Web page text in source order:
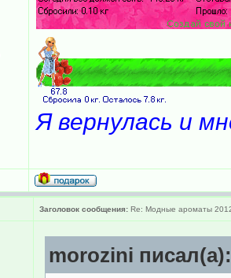
Я вернулась и
Заголовок сообщения: Re: Модные ароматы
morozini писал(а):